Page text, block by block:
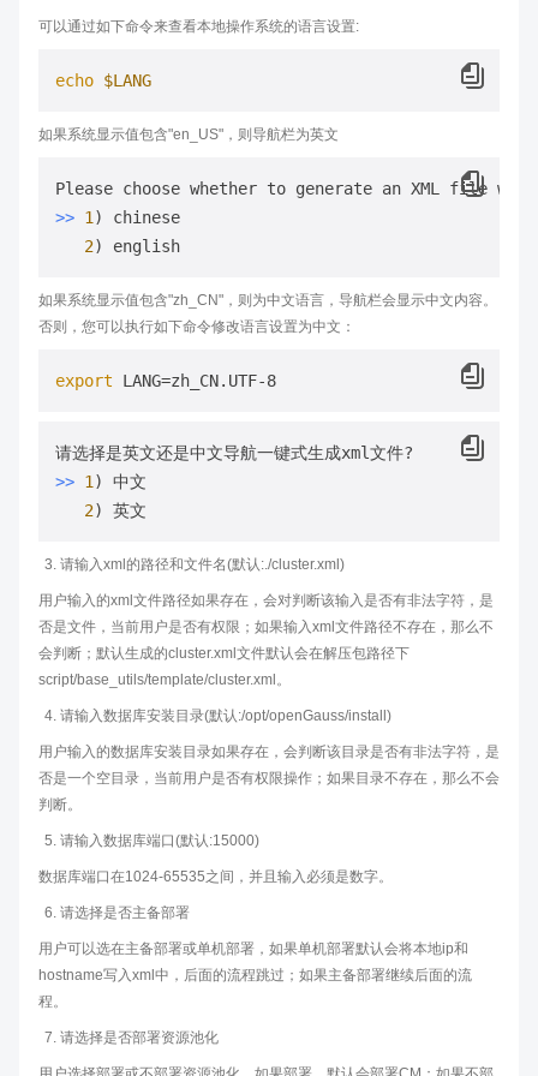
可以通过如下命令来查看本地操作系统的语言设置:
echo $LANG
如果系统显示值包含"en_US"，则导航栏为英文
Please choose whether to generate an XML file
>> 1 ) chinese
2
如果系统显示值包含"zh_CN"，则为中文语言，导航栏会显示中文内容。
否则，您可以执行如下命令修改语言设置为中文：
export
>> 1 ) 中文
2
请输入xml的路径和文件名(默认:./cluster.xml)
用户输入的xml文件路径如果存在，会对判断该输入是否有非法字符，是
否是文件，当前用户是否有权限；如果输入xml文件路径不存在，那么不
会判断；默认生成的cluster.xml文件默认会在解压包路径下
script/base_utils/template/cluster.xml。
请输入数据库安装目录(默认:/opt/openGauss/install)
用户输入的数据库安装目录如果存在，会判断该目录是否有非法字符，是
否是一个空目录，当前用户是否有权限操作；如果目录不存在，那么不会
判断。
请输入数据库端口(默认:15000)
数据库端口在1024-65535之间，并且输入必须是数字。
请选择是否主备部署
用户可以选在主备部署或单机部署，如果单机部署默认会将本地ip和
hostname写入xml中，后面的流程跳过；如果主备部署继续后面的流
程。
请选择是否部署资源池化